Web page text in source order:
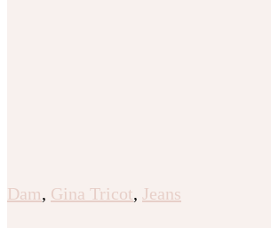
Dam, Gina Tricot, Jeans